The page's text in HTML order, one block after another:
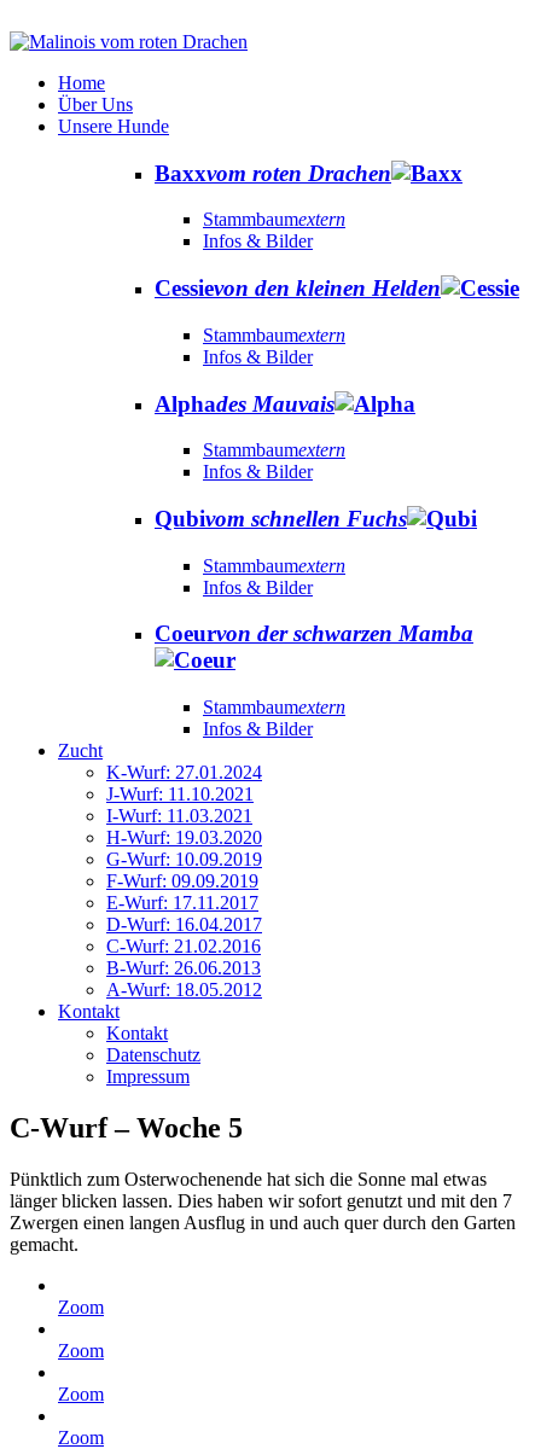
Home
Über Uns
Unsere Hunde
Baxxvom roten Drachen
Stammbaumextern
Infos & Bilder
Cessievon den kleinen Helden
Stammbaumextern
Infos & Bilder
Alphades Mauvais
Stammbaumextern
Infos & Bilder
Qubivom schnellen Fuchs
Stammbaumextern
Infos & Bilder
Coeurvon der schwarzen Mamba
Stammbaumextern
Infos & Bilder
Zucht
K-Wurf: 27.01.2024
J-Wurf: 11.10.2021
I-Wurf: 11.03.2021
H-Wurf: 19.03.2020
G-Wurf: 10.09.2019
F-Wurf: 09.09.2019
E-Wurf: 17.11.2017
D-Wurf: 16.04.2017
C-Wurf: 21.02.2016
B-Wurf: 26.06.2013
A-Wurf: 18.05.2012
Kontakt
Kontakt
Datenschutz
Impressum
C-Wurf – Woche 5
Pünktlich zum Osterwochenende hat sich die Sonne mal etwas
länger blicken lassen. Dies haben wir sofort genutzt und mit den 7
Zwergen einen langen Ausflug in und auch quer durch den Garten
gemacht.
Zoom
Zoom
Zoom
Zoom